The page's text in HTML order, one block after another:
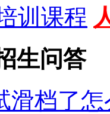
训课程
生问答
滑档了